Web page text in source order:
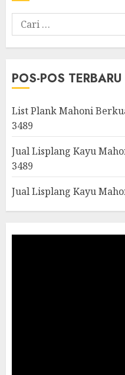
POS-POS TERBARU
List Plank Mahoni
3489
Jual Lisplang Kayu
3489
Jual Lisplang Kayu